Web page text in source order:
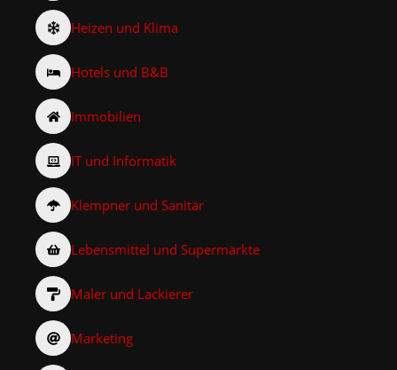
Heizen und Klima
Hotels und B&B
Immobilien
IT und Informatik
Klempner und Sanitär
Lebensmittel und Supermärkte
Maler und Lackierer
Marketing